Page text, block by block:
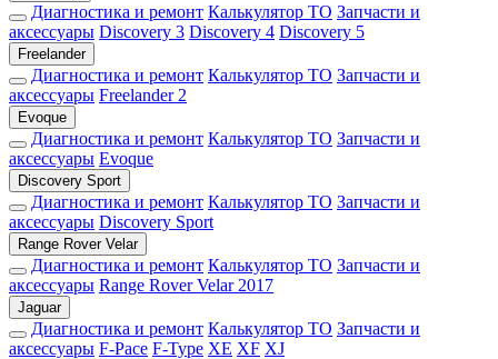
Диагностика и ремонт Калькулятор ТО Запчасти и
аксессуары Discovery 3 Discovery 4 Discovery 5
Freelander
Диагностика и ремонт Калькулятор ТО Запчасти и
аксессуары Freelander 2
Evoque
Диагностика и ремонт Калькулятор ТО Запчасти и
аксессуары Evoque
Discovery Sport
Диагностика и ремонт Калькулятор ТО Запчасти и
аксессуары Discovery Sport
Range Rover Velar
Диагностика и ремонт Калькулятор ТО Запчасти и
аксессуары Range Rover Velar 2017
Jaguar
Диагностика и ремонт Калькулятор ТО Запчасти и
аксессуары F-Pace F-Type XE XF XJ